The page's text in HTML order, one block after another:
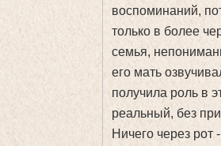
воспоминаний,
только в более
семья,
его мать
получила роль в
реальный, без
Ничего через рот